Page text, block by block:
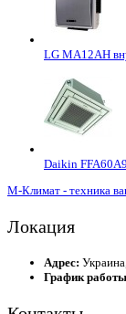
LG MA12AH
Daikin
М-Климат - техника
Локация
Адрес:
График